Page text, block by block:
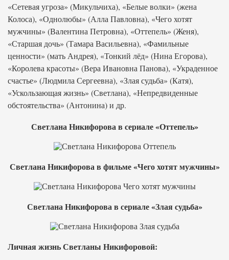
«Сетевая угроза» (Микульчиха), «Белые волки» (жена
Колоса), «Однолюбы» (Алла Павловна), «Чего хотят
мужчины» (Валентина Петровна), «Оттепель» (Женя),
«Старшая дочь» (Тамара Васильевна), «Фамильные
ценности» (мать Андрея), «Тонкий лёд» (Нина Егорова),
«Королева красоты» (Вера Ивановна Панова), «Украденное
счастье» (Людмила Сергеевна), «Злая судьба» (Катя),
«Ускользающая жизнь» (Светлана), «Непредвиденные
обстоятельства» (Антонина) и др.
Светлана Никифорова в сериале «Оттепель»
Светлана Никифорова в фильме «Чего хотят мужчины»
Светлана Никифорова в сериале «Злая судьба»
Личная жизнь Светланы Никифоровой: